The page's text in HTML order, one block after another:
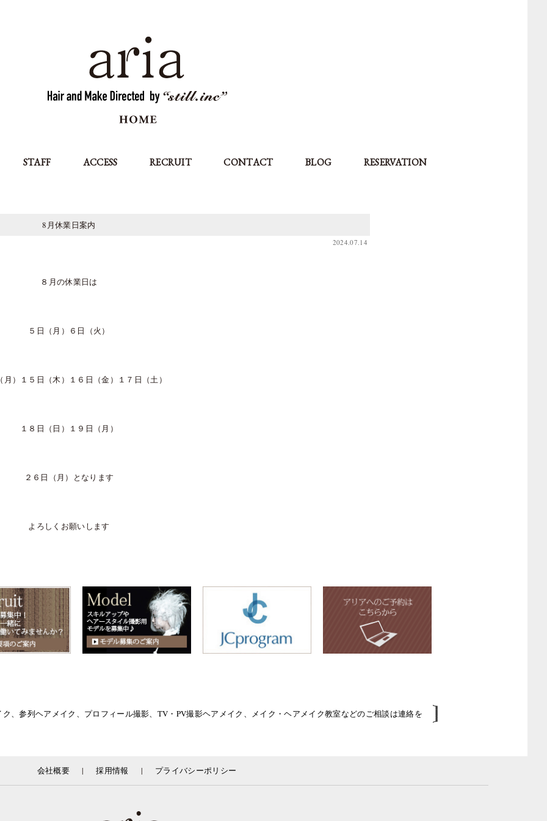
STAFF ACCESS RECRUIT CONTACT BLOG RESERVATION
8月休業日案内
2024.07.14
８月の休業日は
５日（月）６日（火）
月）１５日（木）１６日（金）１７日（土）
１８日（日）１９日（月）
２６日（月）となります
よろしくお願いします
、参列ヘアメイク、プロフィール撮影、TV・PV撮影ヘアメイク、メイク・ヘアメイク教室などのご相談は連絡を
会社概要 | 採用情報 | プライバシーポリシー